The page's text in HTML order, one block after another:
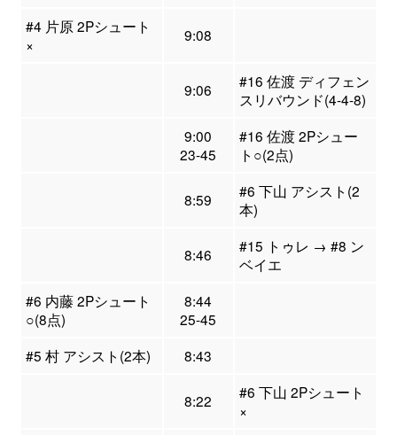
#4 片原 2Pシュート
×
9:08
9:06
#16 佐渡 ディフェン
スリバウンド(4-4-8)
9:00
23-45
#16 佐渡 2Pシュー
ト○(2点)
8:59
#6 下山 アシスト(2
本)
8:46
#15 トゥレ → #8 ン
ベイエ
#6 内藤 2Pシュート
○(8点)
8:44
25-45
#5 村 アシスト(2本)
8:43
8:22
#6 下山 2Pシュート
×